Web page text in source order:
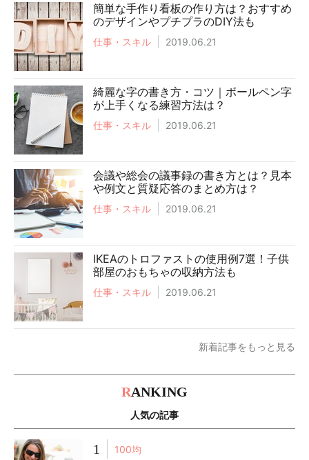
簡単な手作り看板の作り方は？おすすめ
のデザインやプチプラのDIY法も
仕事・スキル 2019.06.21
綺麗な字の書き方・コツ｜ボールペン字
が上手くなる練習方法は？
仕事・スキル 2019.06.21
会議や総会の議事録の書き方とは？見本
や例文と質疑応答のまとめ方は？
仕事・スキル 2019.06.21
IKEAのトロファストの使用例7選！子供
部屋のおもちゃの収納方法も
仕事・スキル 2019.06.21
新着記事をもっと見る
RANKING
人気の記事
1 100均